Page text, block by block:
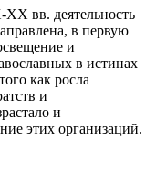
вв. деятельность
в первую
и
в истинах
как росла
и
и
этих организаций.